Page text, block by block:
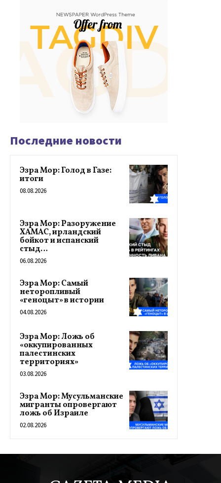
Последние новости
Эзра Мор: Голод в Газе:
итоги
08.08.2026
Эзра Мор: Разоружение
ХАМАС, ирландский
бойкот и испанский
стыд…
06.08.2026
Эзра Мор: Самый
неторопливый
«геноцыт» в истории
04.08.2026
Эзра Мор: Ложь об
«оккупированных
палестинских
территориях»
03.08.2026
Эзра Мор: Мусульманские
мигранты опровергают
ложь об Израиле
02.08.2026